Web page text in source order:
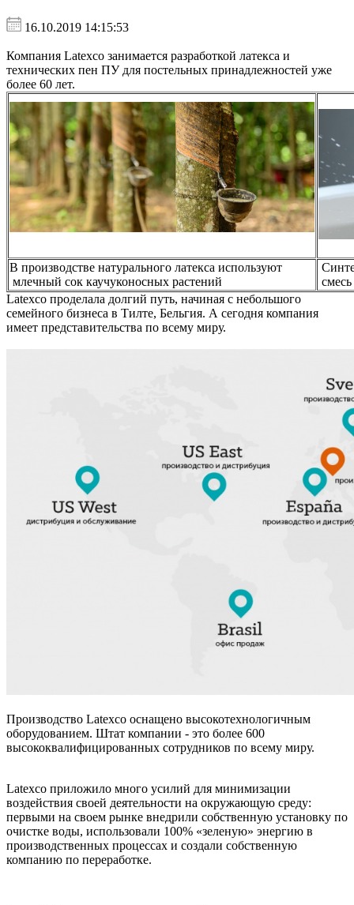
16.10.2019 14:15:53
Компания Latexco занимается разработкой латекса и
технических пен ПУ для постельных принадлежностей уже
более 60 лет.
В производстве натурального латекса используют
млечный сок каучуконосных растений
Latexco проделала долгий путь, начиная с небольшого
семейного бизнеса в Тилте, Бельгия. А сегодня компания
имеет представительства по всему миру.
Производство Latexco оснащено высокотехнологичным
оборудованием. Штат компании - это более 600
высококвалифицированных сотрудников по всему миру.
Latexco приложило много усилий для минимизации
воздействия своей деятельности на окружающую среду:
первыми на своем рынке внедрили собственную установку по
очистке воды, использовали 100% «зеленую» энергию в
производственных процессах и создали собственную
компанию по переработке.